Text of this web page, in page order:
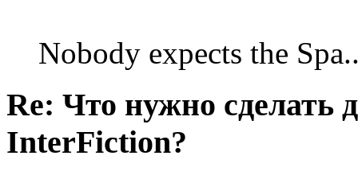
Nobody expects the
Re: Что нужно сделать
InterFiction?